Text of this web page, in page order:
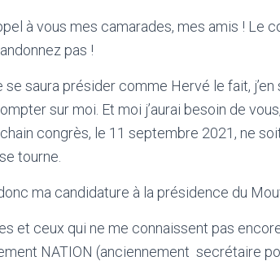
à vous mes camarades, mes amis ! Le
pas !
se saura présider comme Hervé le fait,
sur moi. Et moi j’aurai besoin de
congrès, le 11 septembre 2021, ne
tourne.
ma candidature à la présidence du
et ceux qui ne me connaissent pas
NATION (anciennement secrétaire